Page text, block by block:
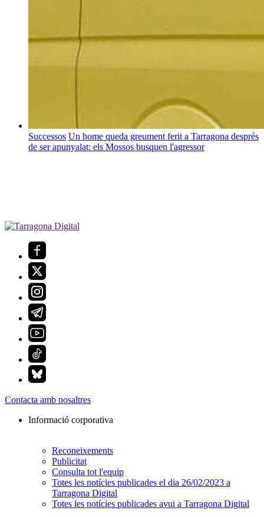
Successos Un home queda greument ferit a Tarragona després
de ser apunyalat: els Mossos busquen l'agressor
Contacta amb nosaltres
Informació corporativa
Reconeixements
Publicitat
Consulta tot l'equip
Totes les notícies publicades el dia 26/02/2023 a
Tarragona Digital
Totes les notícies publicades avui a Tarragona Digital